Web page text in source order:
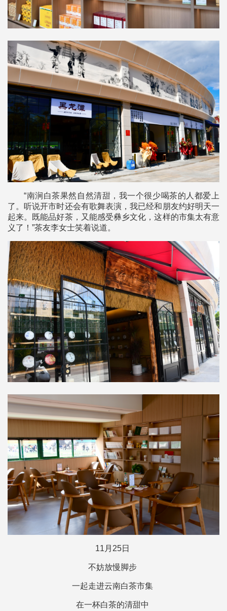
“南涧白茶果然自然清甜，我一个很少喝茶的人都爱上
了。听说开市时还会有歌舞表演，我已经和朋友约好明天一
起来。既能品好茶，又能感受彝乡文化，这样的市集太有意
义了！”茶友李女士笑着说道。
11月25日
不妨放慢脚步
一起走进云南白茶市集
在一杯白茶的清甜中